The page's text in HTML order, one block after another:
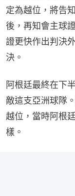
定為越位，將告
後，再知會主球
證更快作出判決
決。
阿根廷最終在下
敵這支亞洲球隊
越位，當時阿根
樣。